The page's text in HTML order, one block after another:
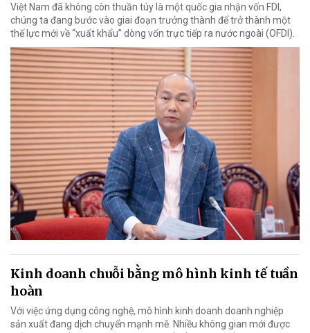
Việt Nam đã không còn thuần túy là một quốc gia nhận vốn FDI,
chúng ta đang bước vào giai đoạn trưởng thành để trở thành một
thế lực mới về “xuất khẩu” dòng vốn trực tiếp ra nước ngoài (OFDI).
Kinh doanh chuỗi bằng mô hình kinh tế tuần
hoàn
Với việc ứng dụng công nghệ, mô hình kinh doanh doanh nghiệp
sản xuất đang dịch chuyển mạnh mẽ. Nhiều không gian mới được